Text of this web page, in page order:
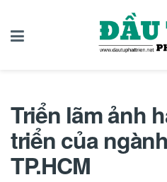
Triển lãm ảnh
triển của
TP.HCM